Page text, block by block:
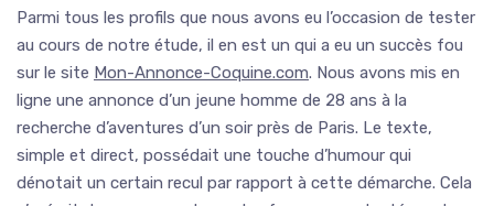
Parmi tous les profils que nous avons eu l’occasion de tester
au cours de notre étude, il en est un qui a eu un succès fou
sur le site Mon-Annonce-Coquine.com. Nous avons mis en
ligne une annonce d’un jeune homme de 28 ans à la
recherche d’aventures d’un soir près de Paris. Le texte,
simple et direct, possédait une touche d’humour qui
dénotait un certain recul par rapport à cette démarche. Cela